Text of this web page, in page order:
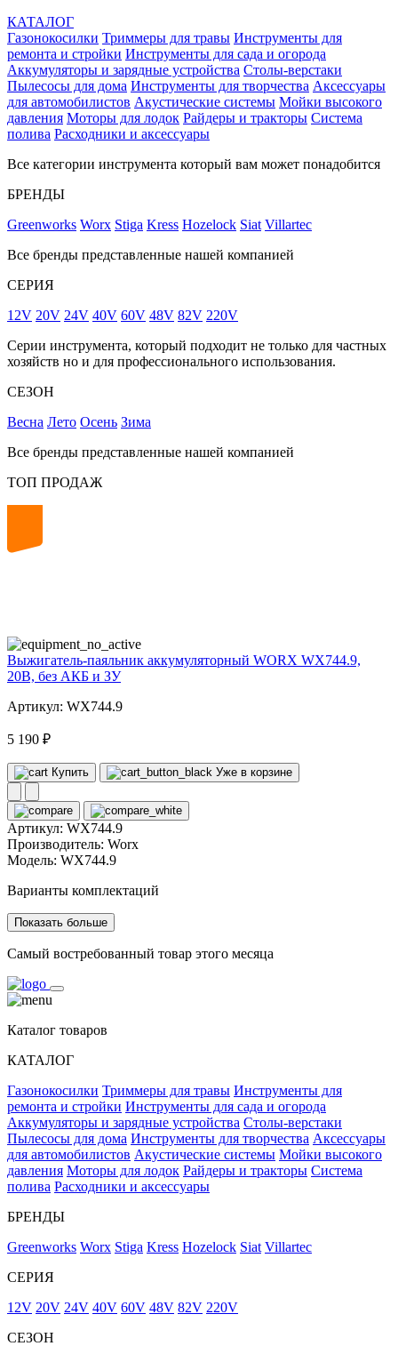
КАТАЛОГ
Газонокосилки Триммеры для травы Инструменты для
ремонта и стройки Инструменты для сада и огорода
Аккумуляторы и зарядные устройства Столы-верстаки
Пылесосы для дома Инструменты для творчества Аксессуары
для автомобилистов Акустические системы Мойки высокого
давления Моторы для лодок Райдеры и тракторы Система
полива Расходники и аксессуары
Все категории инструмента который вам может понадобится
БРЕНДЫ
Greenworks Worx Stiga Kress Hozelock Siat Villartec
Все бренды представленные нашей компанией
СЕРИЯ
12V 20V 24V 40V 60V 48V 82V 220V
Серии инструмента, который подходит не только для частных
хозяйств но и для профессионального использования.
СЕЗОН
Весна Лето Осень Зима
Все бренды представленные нашей компанией
ТОП ПРОДАЖ
Выжигатель-паяльник аккумуляторный WORX WX744.9,
20В, без АКБ и ЗУ
Артикул: WX744.9
5 190 ₽
Купить Уже в корзине
Артикул: WX744.9
Производитель: Worx
Модель: WX744.9
Варианты комплектаций
Показать больше
Самый востребованный товар этого месяца
Каталог товаров
КАТАЛОГ
Газонокосилки Триммеры для травы Инструменты для
ремонта и стройки Инструменты для сада и огорода
Аккумуляторы и зарядные устройства Столы-верстаки
Пылесосы для дома Инструменты для творчества Аксессуары
для автомобилистов Акустические системы Мойки высокого
давления Моторы для лодок Райдеры и тракторы Система
полива Расходники и аксессуары
БРЕНДЫ
Greenworks Worx Stiga Kress Hozelock Siat Villartec
СЕРИЯ
12V 20V 24V 40V 60V 48V 82V 220V
СЕЗОН